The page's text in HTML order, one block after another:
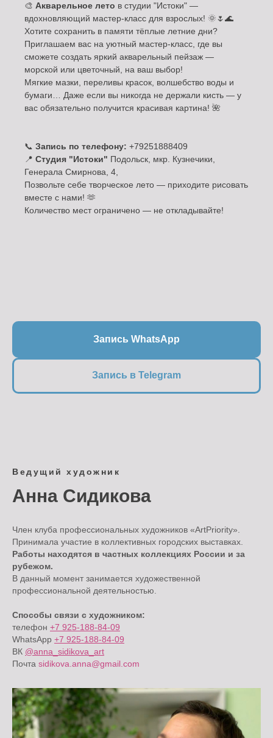
🎨 Акварельное лето в студии "Истоки" —
вдохновляющий мастер-класс для взрослых! 🌞🌷🌊
Хотите сохранить в памяти тёплые летние дни?
Приглашаем вас на уютный мастер-класс, где вы
сможете создать яркий акварельный пейзаж —
морской или цветочный, на ваш выбор!
Мягкие мазки, переливы красок, волшебство воды и
бумаги… Даже если вы никогда не держали кисть — у
вас обязательно получится красивая картина! 🌺
📞 Запись по телефону: +79251888409
📍 Студия "Истоки" Подольск, мкр. Кузнечики,
Генерала Смирнова, 4,
Позвольте себе творческое лето — приходите рисовать
вместе с нами! 🫶
Количество мест ограничено — не откладывайте!
Запись WhatsApp
Запись в Telegram
Ведущий художник
Анна Сидикова
Член клуба профессиональных художников «ArtPriority».
Принимала участие в коллективных городских выставках.
Работы находятся в частных коллекциях России и за
рубежом.
В данный момент занимается художественной
профессиональной деятельностью.
Способы связи с художником:
телефон +7 925-188-84-09
WhatsApp +7 925-188-84-09
ВК @anna_sidikova_art
Почта sidikova.anna@gmail.com